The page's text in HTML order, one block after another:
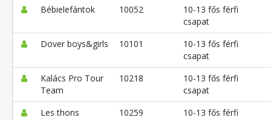
Bébielefántok
10052
10-13 fős férfi
csapat
Dover boys&girls
10101
10-13 fős férfi
csapat
Kalács Pro Tour
Team
10218
10-13 fős férfi
csapat
Les thons
10259
10-13 fős férfi